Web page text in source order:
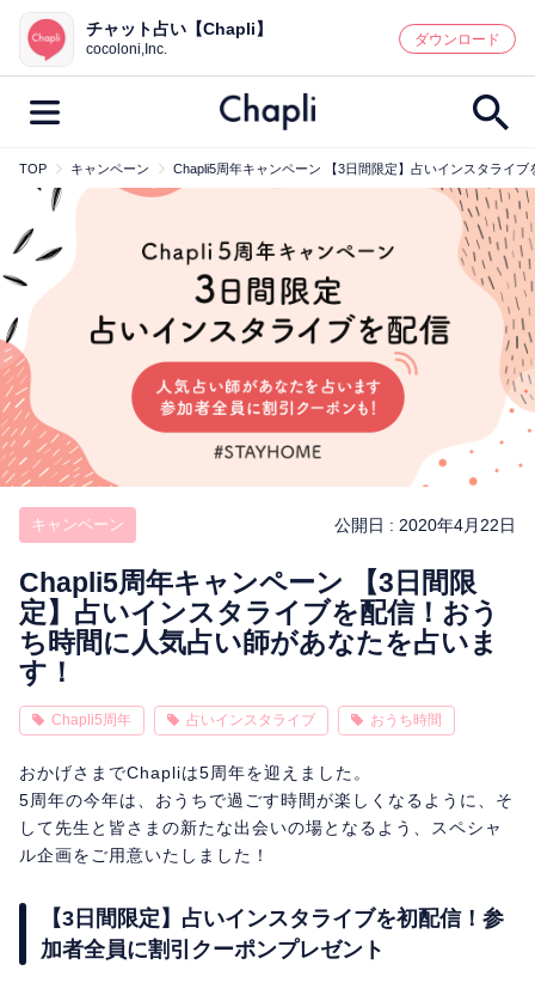
鑑定記事・占い師検索
最新記事一覧
人気記事一覧
カテゴリー別
占い師 キャンペーン
キーワード別
彼の気持ち 恋の行方 時期
今週の運勢 彼氏 片思い 結婚
相性
チャット占い【Chapli】
cocoloni,Inc.
ダウンロード
TOP キャンペーン Chapli5周年キャンペーン 【3日間限定】占いインスタライ
キャンペーン 公開日 : 2020年4月22日
Chapli5周年キャンペーン 【3日間限
定】占いインスタライブを配信！おう
ち時間に人気占い師があなたを占いま
す！
Chapli5周年 占いインスタライブ おうち時間
おかげさまでChapliは5周年を迎えました。
5周年の今年は、おうちで過ごす時間が楽しくなるように、そ
して先生と皆さまの新たな出会いの場となるよう、スペシャ
ル企画をご用意いたしました！
【3日間限定】占いインスタライブを初配信！参
加者全員に割引クーポンプレゼント